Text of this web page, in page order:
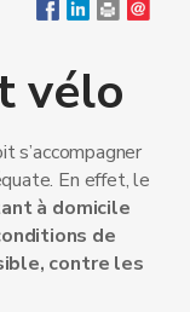
vélo
s’accompagner
En effet, le
à domicile
de
contre les